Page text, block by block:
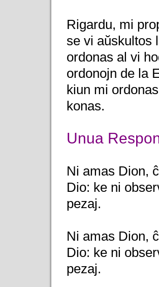
Rigardu, mi
se vi aŭskultos
ordonas al vi
ordonojn de la
kiun mi
konas.
Unua
Ni amas Dion,
Dio: ke ni
pezaj.
Ni amas Dion,
Dio: ke ni
pezaj.